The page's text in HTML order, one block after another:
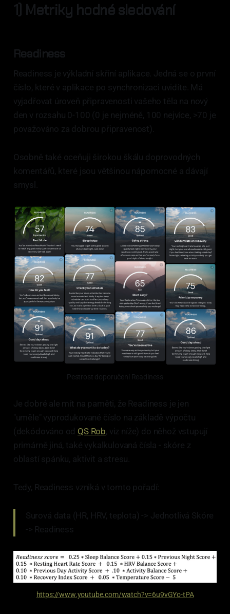
1) Metriky hodné sledování
Readiness
Readiness je výkladní skříní aplikace. Jedná se o první
číslo, které v aplikace po synchronizaci uvidíte. Má
vyjadřovat úroveň připravenosti vašeho těla na nový
den v rozsahu 0-100 (0 je nejméně, 100 nejvíce, >70 je
považováno za dobrou připravenost).
Osobně také oceňuji širokou škálu doprovodných
komentářů, které jsou většinou nápomocné a dávají
smysl.
Pestrost doporučení Readiness
Je dobré ale mít na paměti, že Readiness je jen
"uměle" vyprodukované číslo na základě výpočtu
(dekódováno od QS Rob, viz níže) do něhož vstupují
primárně jiná, také vykalkulovaná čísla - skóre z
oblastí spánku, aktivit a stresu.
Tedy, Readiness vzniká v tomto pořadí:
Surová data (HR, HRV, teplota) -> Jednotlivá Skóre
-> Readiness
https://www.youtube.com/watch?v=6u9vGYo-tPA